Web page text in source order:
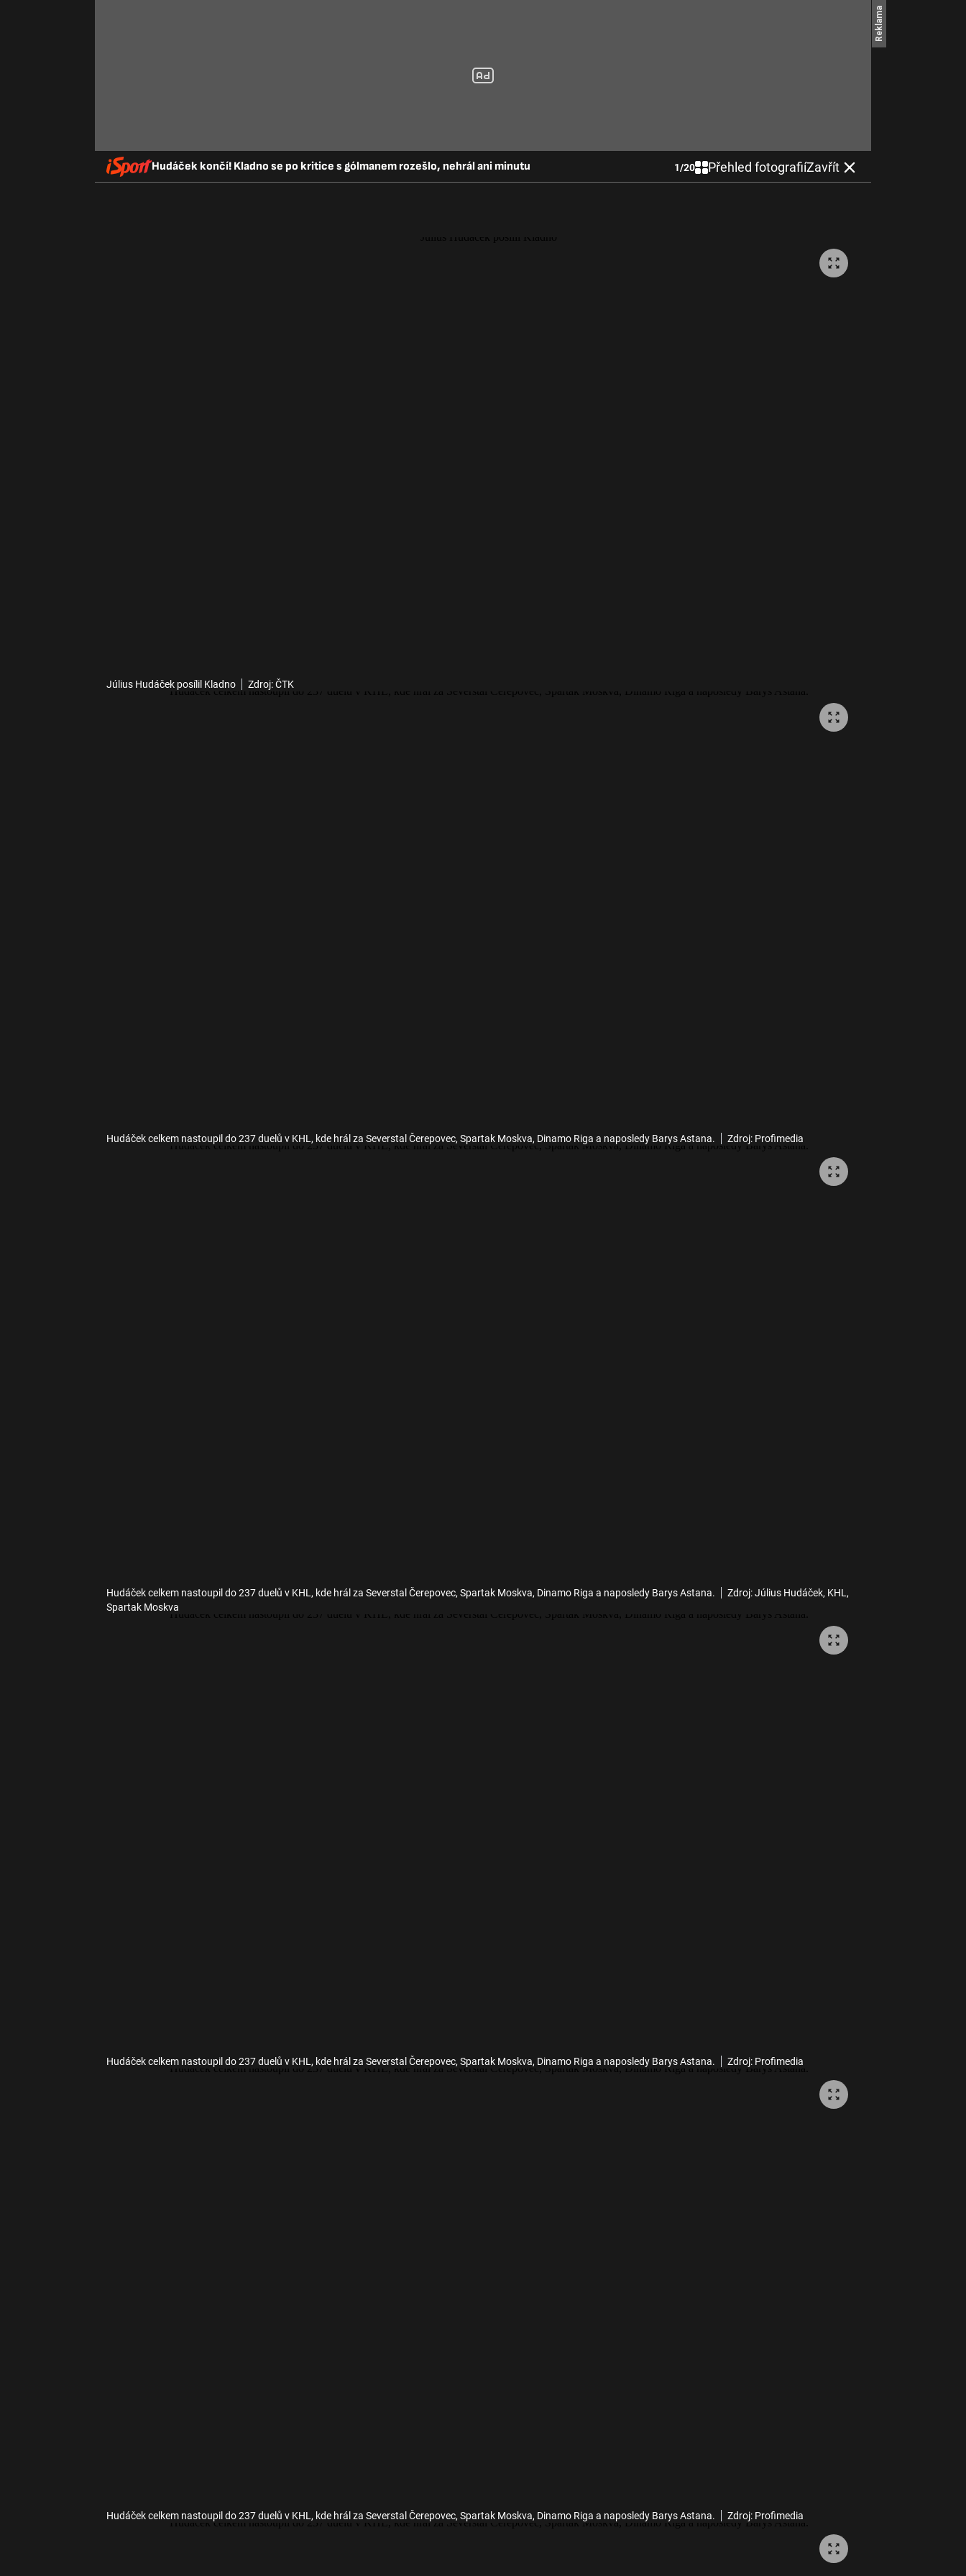
Hudáček končí! Kladno se po kritice s gólmanem rozešlo, nehrál ani minutu 1/20 Přehled fotografiíZavřít
Július Hudáček posílil Kladno Zdroj: ČTK
Hudáček celkem nastoupil do 237 duelů v KHL, kde hrál za Severstal Čerepovec, Spartak Moskva, Dinamo Riga a naposledy Barys Astana. Zdroj: Profimedia
Hudáček celkem nastoupil do 237 duelů v KHL, kde hrál za Severstal Čerepovec, Spartak Moskva, Dinamo Riga a naposledy Barys Astana.
Zdroj: Július Hudáček, KHL,
Spartak Moskva
Hudáček celkem nastoupil do 237 duelů v KHL, kde hrál za Severstal Čerepovec, Spartak Moskva, Dinamo Riga a naposledy Barys Astana. Zdroj: Profimedia
Hudáček celkem nastoupil do 237 duelů v KHL, kde hrál za Severstal Čerepovec, Spartak Moskva, Dinamo Riga a naposledy Barys Astana. Zdroj: Profimedia